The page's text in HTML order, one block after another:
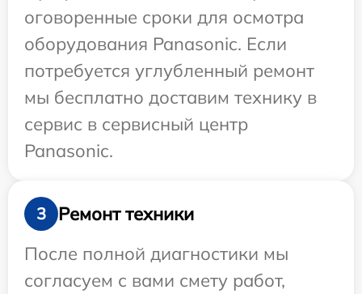
оговоренные сроки для осмотра
оборудования Panasonic. Если
потребуется углубленный ремонт
мы бесплатно доставим технику в
сервис в сервисный центр
Panasonic.
3
Ремонт техники
После полной диагностики мы
согласуем с вами смету работ,